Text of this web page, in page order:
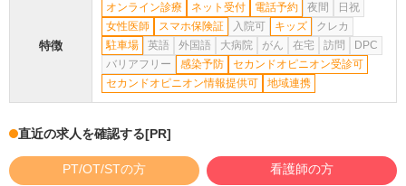
特徴
オンライン診療 ネット受付 電話予約 夜間
日祝
女性医師
スマホ保険証 入院可 キッズ
クレカ
駐車場
英語 外国語 大病院 がん 在宅 訪問
DPC
バリアフリー
感染予防
セカンドオピニオン受診可
セカンドオピニオン情報提供可
地域連携
直近の求人を確認する[PR]
PT/OT/STの方 看護師の方